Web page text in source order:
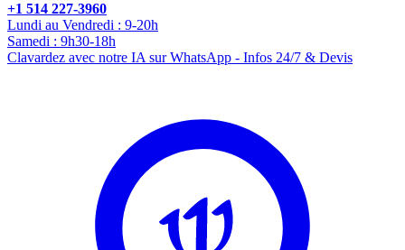
+1 514 227-3960
Lundi au Vendredi : 9-20h
Samedi : 9h30-18h
Clavardez avec notre IA sur WhatsApp - Infos 24/7 & Devis